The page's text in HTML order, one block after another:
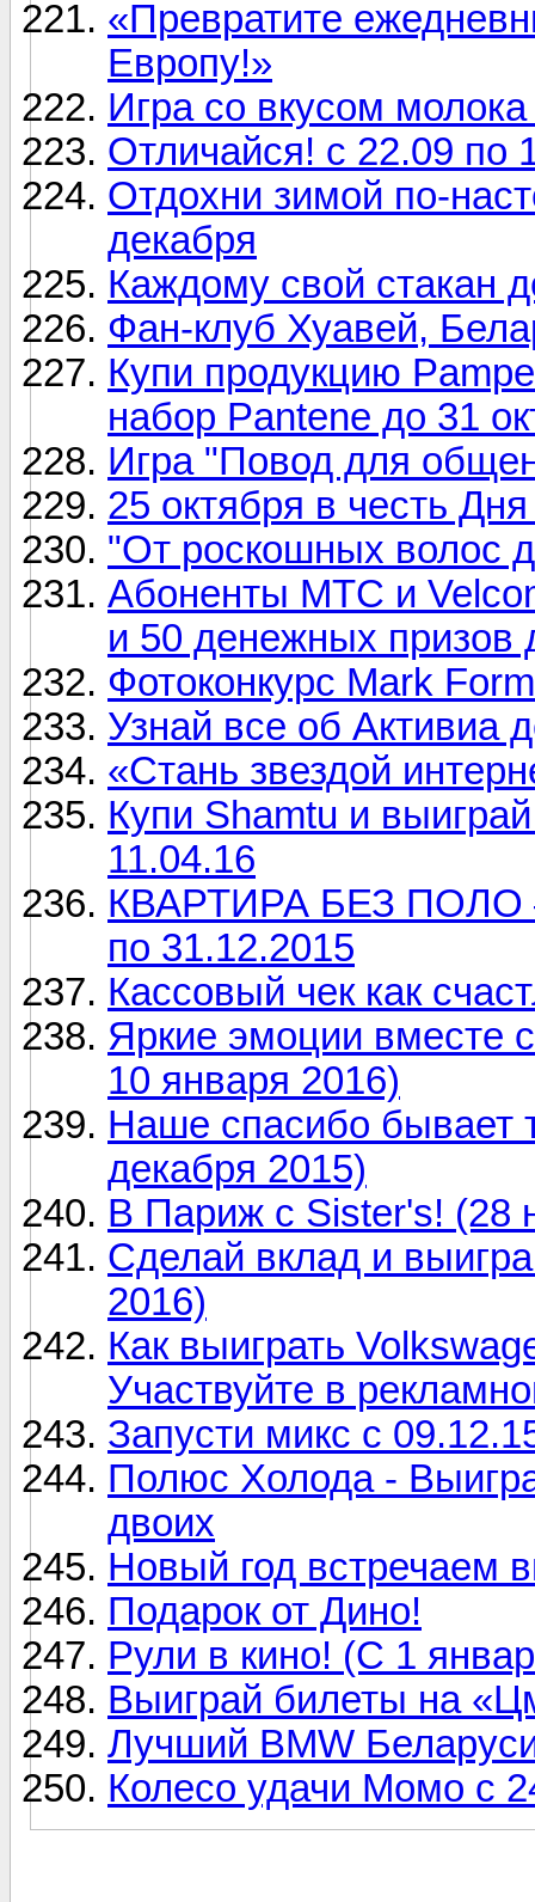
«Превратите
Европу!»
Игра со вкусом
Отличайся! с 22.09 по
Отдохни зимой по-
декабря
Каждому свой стакан
Фан-клуб Хуавей,
Купи продукцию
набор Pantene до 31
Игра "Повод для
25 октября в честь
"От роскошных волос
Абоненты МТС и
и 50 денежных призов
Фотоконкурс Mark
Узнай все об Активиа
«Стань звездой
Купи Shamtu и
11.04.16
КВАРТИРА БЕЗ ПОЛО
по 31.12.2015
Кассовый чек как
Яркие эмоции вместе
10 января 2016)
Наше спасибо бывает
декабря 2015)
В Париж с Sister's! (28
Сделай вклад и
2016)
Как выиграть
Участвуйте в
Запусти микс с
Полюс Холода -
двоих
Новый год встречаем
Подарок от Дино!
Рули в кино! (С 1
Выиграй билеты на
Лучший BMW
Колесо удачи Момо с